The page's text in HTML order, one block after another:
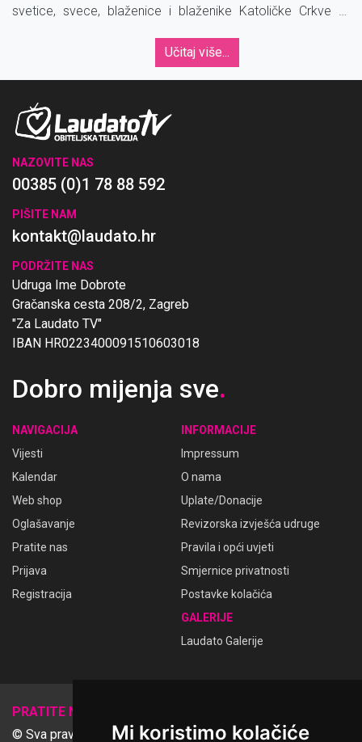
Mi koristimo kolačiće
svetice, svece, blaženice i blaženike Katoličke Crkve te
Učitaj više...
NAZOVITE NAS
00385 (0)1 78 88 592
PIŠITE NAM
kontakt@laudato.hr
PODRŽITE NAS
Udruga Ime Dobrote
Gračanska cesta 208/2, Zagreb
"Za Laudato TV"
IBAN HR0223400091510603018
Dobro mijenja sve.
NAVIGACIJA
Vijesti
Kalendar
Web shop
Oglašavanje
Pratite nas
Prijava
Registracija
INFORMACIJE
Impressum
O nama
Uplate/Donacije
Revizorska izvješća udruge
Pravila i opći uvjeti
Smjernice privatnosti
Postavke kolačića
GALERIJE
Laudato Galerije
PRATITE NAS
© Sva prava pridržana Udruga Ime dobrote